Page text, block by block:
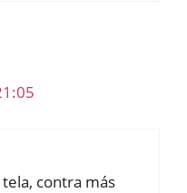
tela, contra más